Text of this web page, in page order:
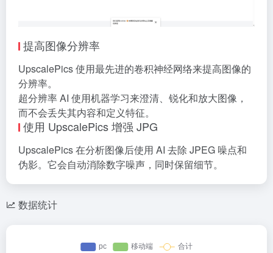
提高图像分辨率
UpscalePics 使用最先进的卷积神经网络来提高图像的
分辨率。
超分辨率 AI 使用机器学习来澄清、锐化和放大图像，
而不会丢失其内容和定义特征。
使用 UpscalePics 增强 JPG
UpscalePics 在分析图像后使用 AI 去除 JPEG 噪点和
伪影。它会自动消除数字噪声，同时保留细节。
数据统计